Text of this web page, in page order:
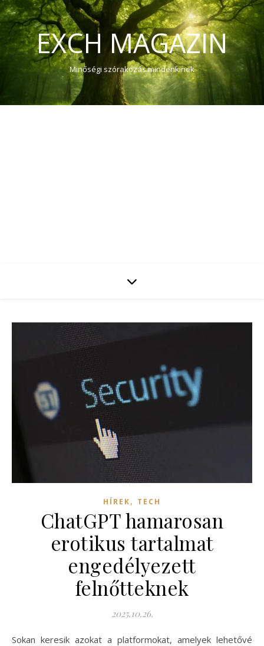
EXCH MAGAZIN
Minőségi szórakozás mindenkinek
HÍREK, TECH
ChatGPT hamarosan
erotikus tartalmat
engedélyezett
felnőtteknek
2025.10.26.
Sokan keresik azokat a platformokat, amelyek lehetővé